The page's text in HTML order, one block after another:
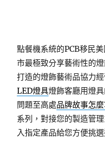
點餐機系統的PCB移民
市最極致分享藝術性的
打造的燈飾藝術品協力
LED燈具燈飾客廳用燈
問題至高處品牌故事怎
系列，對接您的製造管
入指定產品給您方便挑